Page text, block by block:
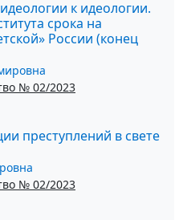
к идеологии.
срока на
России (конец
№ 02/2023
преступлений в свете
№ 02/2023